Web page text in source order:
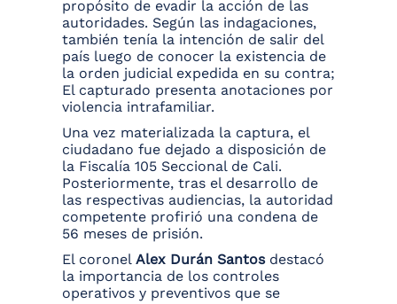
propósito de evadir la acción de las
autoridades. Según las indagaciones,
también tenía la intención de salir del
país luego de conocer la existencia de
la orden judicial expedida en su contra;
El capturado presenta anotaciones por
violencia intrafamiliar.
Una vez materializada la captura, el
ciudadano fue dejado a disposición de
la Fiscalía 105 Seccional de Cali.
Posteriormente, tras el desarrollo de
las respectivas audiencias, la autoridad
competente profirió una condena de
56 meses de prisión.
El coronel Alex Durán Santosdestacó
la importancia de los controles
operativos y preventivos que se